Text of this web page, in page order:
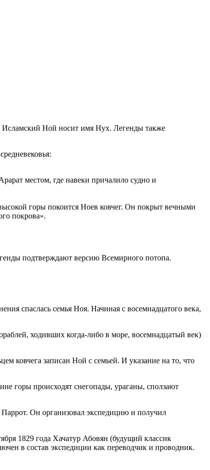
Исламский Ной носит имя Нух. Легенды также
местом, где навеки причалило судно и
горы покоится Ноев ковчег. Он покрыт вечными
покрова».
подтверждают версию Всемирного потопа.
спаслась семья Ноя. Начиная с восемнадцатого века,
ходивших когда-либо в море, восемнадцатый век)
ковчега записан Ной с семьей. И указание на то, что
горы происходят снегопады, ураганы, сползают
Он организовал экспедицию и получил
1829 года Хачатур Абовян (будущий классик
в состав экспедиции как переводчик и проводник.